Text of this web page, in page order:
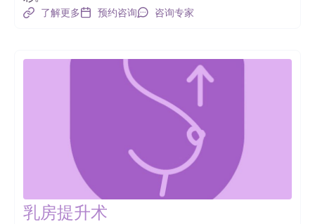
了解更多 预约咨询 咨询专家
乳房提升术